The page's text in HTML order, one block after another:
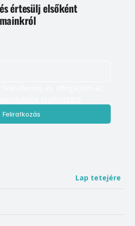
értesülj elsőként
Feliratkozás
Lap tetejére